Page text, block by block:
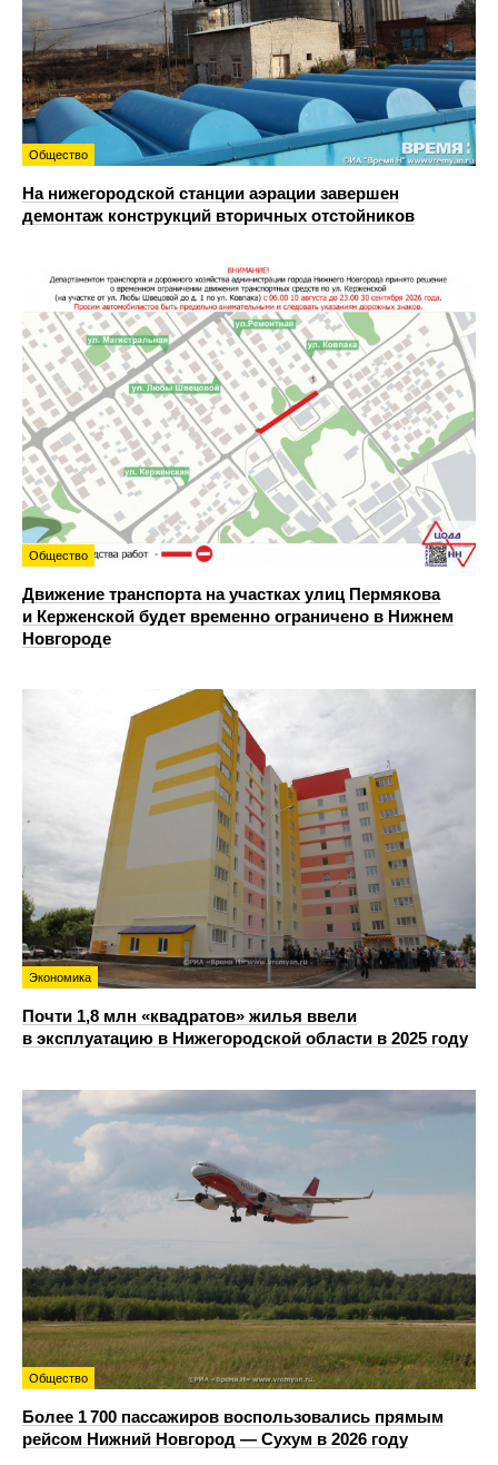
Общество
На нижегородской станции аэрации завершен
демонтаж конструкций вторичных отстойников
Общество
Движение транспорта на участках улиц Пермякова
и Керженской будет временно ограничено в Нижнем
Новгороде
Экономика
Почти 1,8 млн «квадратов» жилья ввели
в эксплуатацию в Нижегородской области в 2025 году
Общество
Более 1 700 пассажиров воспользовались прямым
рейсом Нижний Новгород — Сухум в 2026 году